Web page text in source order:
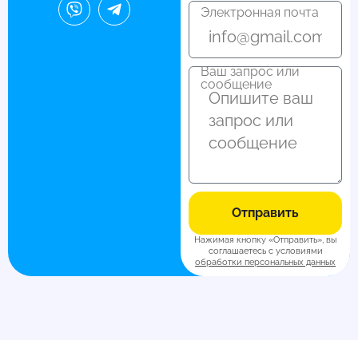
Электронная почта
Ваш запрос или
сообщение
Отправить
Нажимая кнопку «Отправить», вы
соглашаетесь с условиями
обработки персональных данных